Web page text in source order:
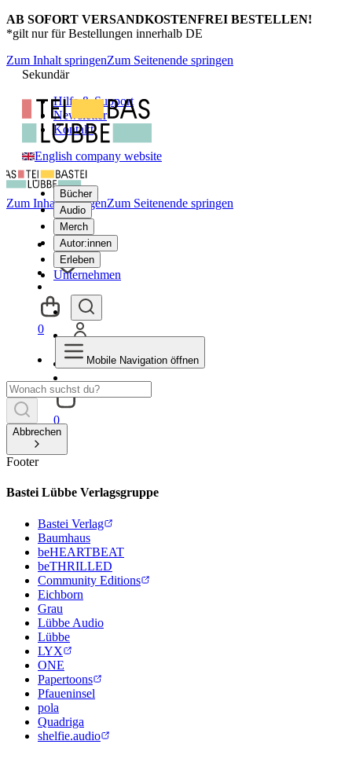
AB SOFORT VERSANDKOSTENFREI BESTELLEN!
*gilt nur für Bestellungen innerhalb DE
Zum Inhalt springenZum Seitenende springen
Sekundär
Hilfe & Support
Newsletter
Kontakt
English company website
Bücher
Audio
Merch
Autor:innen
Erleben
Unternehmen
0
Zum Inhalt springenZum Seitenende springen
0
Mobile Navigation öffnen
Abbrechen
Footer
Bastei Lübbe Verlagsgruppe
Bastei Verlag
Baumhaus
beHEARTBEAT
beTHRILLED
Community Editions
Eichborn
Grau
Lübbe Audio
Lübbe
LYX
ONE
Papertoons
Pfaueninsel
pola
Quadriga
shelfie.audio